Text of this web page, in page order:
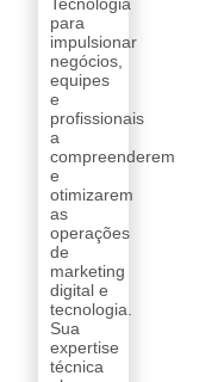
Tecnologia
para
impulsionar
negócios,
equipes
e
profissionais
a
compreenderem
e
otimizarem
as
operações
de
marketing
digital e
tecnologia.
Sua
expertise
técnica